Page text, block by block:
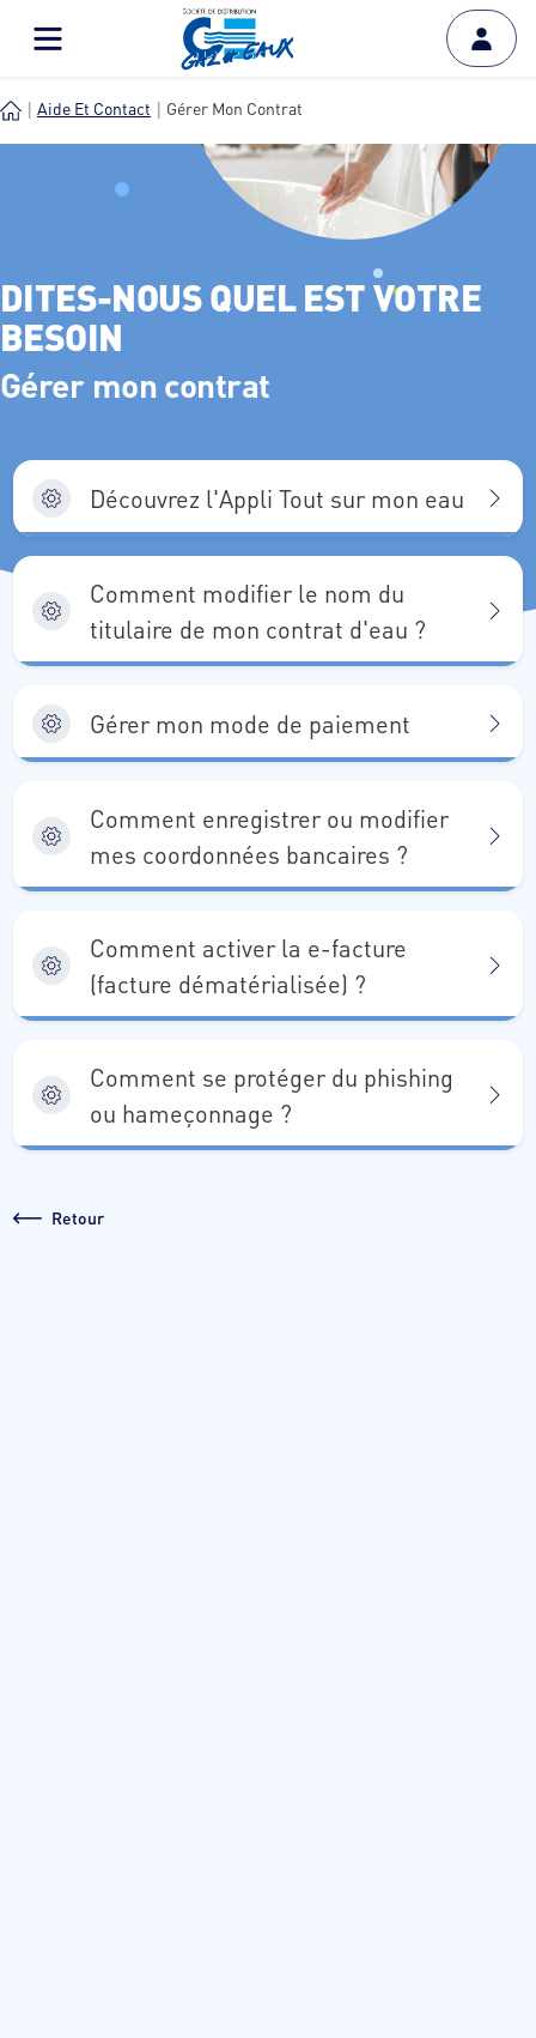
Aide Et Contact Gérer Mon Contrat
DITES-NOUS QUEL EST VOTRE
BESOIN
Gérer mon contrat
Découvrez l'Appli Tout sur mon eau
Comment modifier le nom du
titulaire de mon contrat d'eau ?
Gérer mon mode de paiement
Comment enregistrer ou modifier
mes coordonnées bancaires ?
Comment activer la e-facture
(facture dématérialisée) ?
Comment se protéger du phishing
ou hameçonnage ?
Retour